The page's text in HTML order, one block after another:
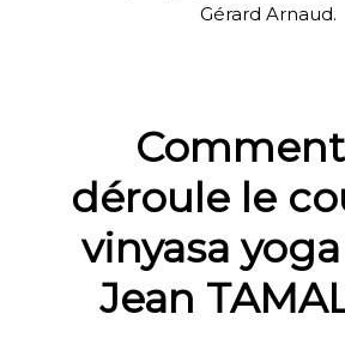
Gérard Arnaud.
déroule le
vinyasa
Jean